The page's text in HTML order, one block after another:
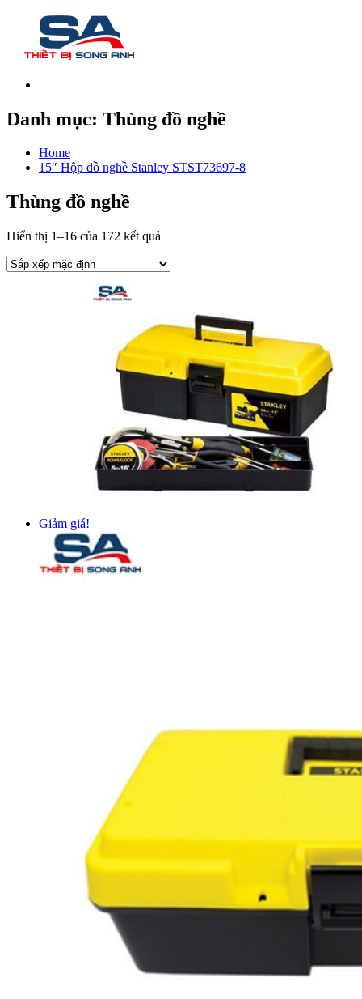
Danh mục: Thùng đồ nghề
Home
15″ Hộp đồ nghề Stanley STST73697-8
Thùng đồ nghề
Hiển thị 1–16 của 172 kết quả
Giảm giá!